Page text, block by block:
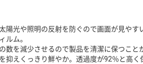
陽光や照明の反射を防ぐので画面が見やす
ルム。
数を減少させるので製品を清潔に保つこと
抑えくっきり鮮やか。透過度が92％と高く